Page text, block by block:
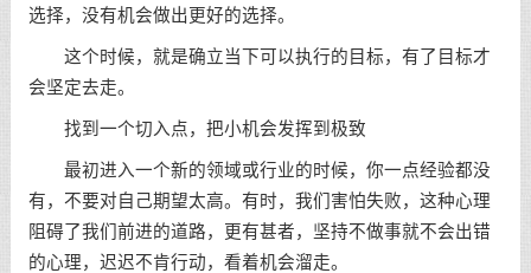
选择，没有机会做出更好的选择。
这个时候，就是确立当下可以执行的目标，有了目标才
会坚定去走。
找到一个切入点，把小机会发挥到极致
最初进入一个新的领域或行业的时候，你一点经验都没
有，不要对自己期望太高。有时，我们害怕失败，这种心理
阻碍了我们前进的道路，更有甚者， 坚持不做事就不会出错
的心理，迟迟不肯行动，看着机会溜走。